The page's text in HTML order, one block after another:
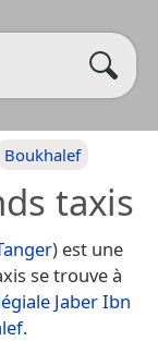
Boukhalef
taxis
) est une
se trouve à
Jaber Ibn
.